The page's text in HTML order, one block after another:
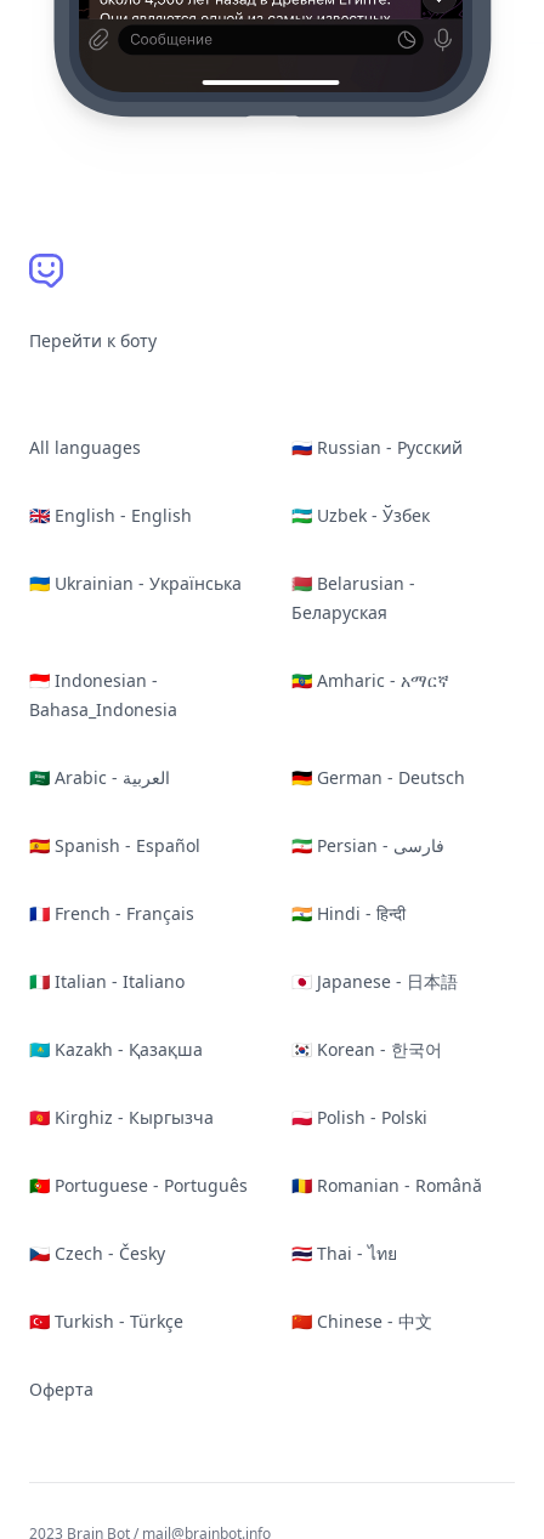
Перейти к боту
All languages 🇷🇺 Russian - Русский
🇬🇧 English - English 🇺🇿 Uzbek - Ўзбек
🇺🇦 Ukrainian - Українська
🇧🇾 Belarusian -
Беларуская
🇮🇩 Indonesian -
Bahasa_Indonesia
🇪🇹 Amharic - አማርኛ
🇸🇦 Arabic - العربية 🇩🇪 German - Deutsch
🇪🇸 Spanish - Español 🇮🇷 Persian - فارسی
🇫🇷 French - Français 🇮🇳 Hindi - हिन्दी
🇮🇹 Italian - Italiano 🇯🇵 Japanese - 日本語
🇰🇿 Kazakh - Қазақша 🇰🇷 Korean - 한국어
🇰🇬 Kirghiz - Кыргызча 🇵🇱 Polish - Polski
🇵🇹 Portuguese - Português 🇷🇴 Romanian - Română
🇨🇿 Czech - Česky 🇹🇭 Thai - ไทย
🇹🇷 Turkish - Türkçe 🇨🇳 Chinese - 中文
Оферта
2023 Brain Bot /mail@brainbot.info